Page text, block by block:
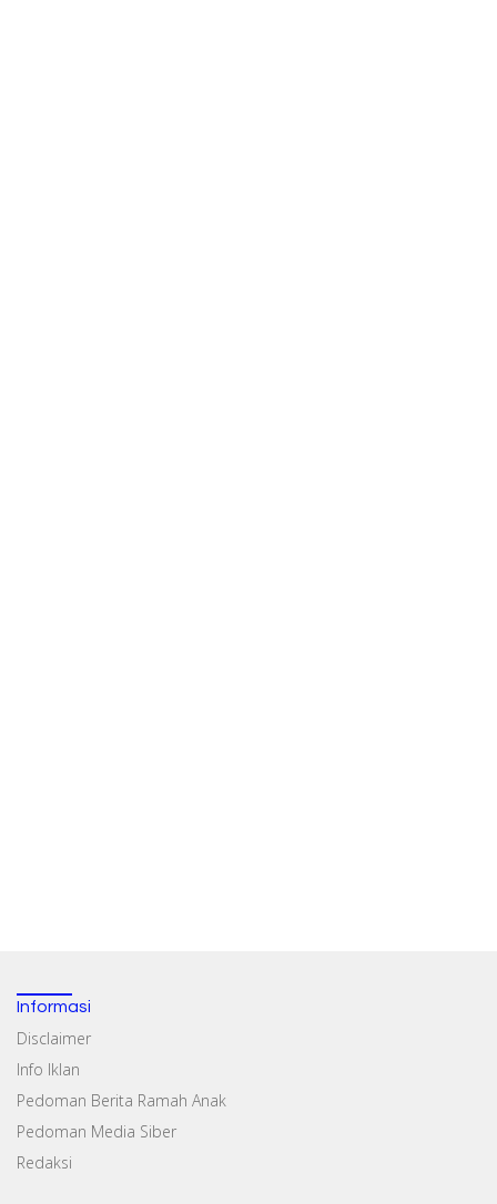
Informasi
Disclaimer
Info Iklan
Pedoman Berita Ramah Anak
Pedoman Media Siber
Redaksi